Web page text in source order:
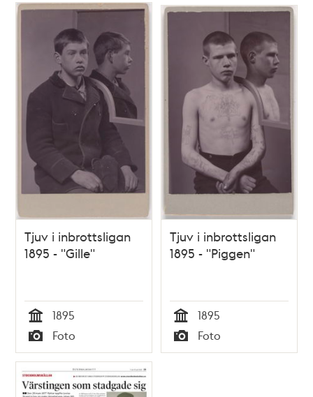
Tjuv i inbrottsligan
1895 - "Gille"
Tid
1895
Typ
Foto
Tjuv i inbrottsligan
1895 - "Piggen"
Tid
1895
Typ
Foto